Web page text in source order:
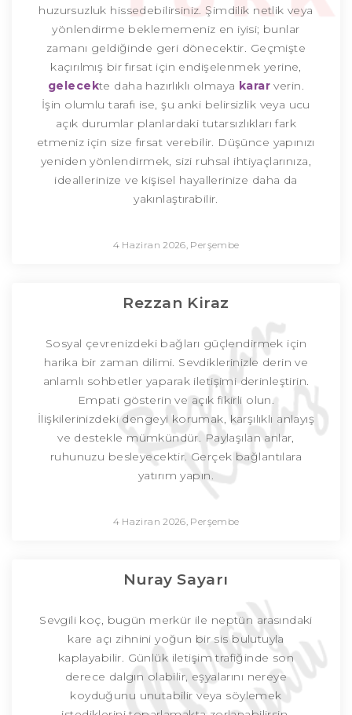
huzursuzluk hissedebilirsiniz. Şimdilik netlik veya
yönlendirme beklememeniz en iyisi; bunlar
zamanı geldiğinde geri dönecektir. Geçmişte
kaçırılmış bir fırsat için endişelenmek yerine,
gelecekte daha hazırlıklı olmaya karar verin.
İşin olumlu tarafı ise, şu anki belirsizlik veya ucu
açık durumlar planlardaki tutarsızlıkları fark
etmeniz için size fırsat verebilir. Düşünce yapınızı
yeniden yönlendirmek, sizi ruhsal ihtiyaçlarınıza,
ideallerinize ve kişisel hayallerinize daha da
yakınlaştırabilir.
4 Haziran 2026, Perşembe
Rezzan Kiraz
Sosyal çevrenizdeki bağları güçlendirmek için
harika bir zaman dilimi. Sevdiklerinizle derin ve
anlamlı sohbetler yaparak iletişimi derinleştirin.
Empati gösterin ve açık fikirli olun.
İlişkilerinizdeki dengeyi korumak, karşılıklı anlayış
ve destekle mümkündür. Paylaşılan anlar,
ruhunuzu besleyecektir. Gerçek bağlantılara
yatırım yapın.
4 Haziran 2026, Perşembe
Nuray Sayarı
Sevgili koç, bugün merkür ile neptün arasındaki
kare açı zihnini yoğun bir sis bulutuyla
kaplayabilir. Günlük iletişim trafiğinde son
derece dalgın olabilir, eşyalarını nereye
koyduğunu unutabilir veya söylemek